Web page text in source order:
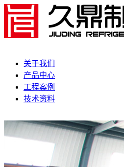
关于我们
产品中心
工程案例
技术资料